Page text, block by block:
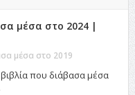
μέσα στο 2024 |
μέσα στο 2019
που διάβασα μέσα